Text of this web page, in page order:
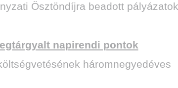
Ösztöndíjra beadott
napirendi pontok
háromnegyedéves